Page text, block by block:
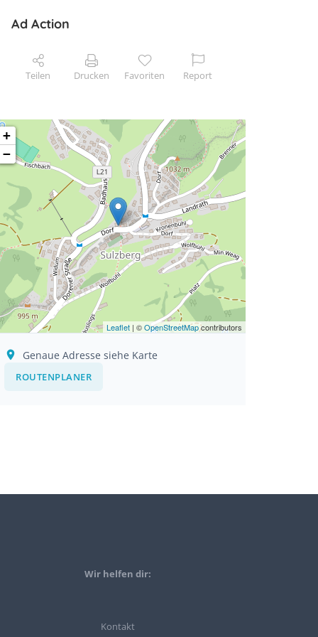
Ad Action
Teilen Drucken Favoriten Report
+
−
Leaflet | ©OpenStreetMapcontributors
Genaue Adresse siehe Karte
ROUTENPLANER
Wir helfen dir:
Kontakt